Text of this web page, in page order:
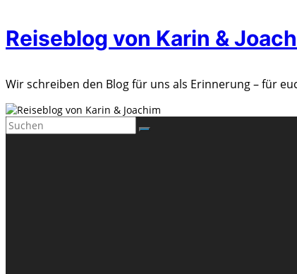
Zum
Inhalt
springen
Reiseblog von Karin &
Wir schreiben den Blog für uns als Erinnerung – für